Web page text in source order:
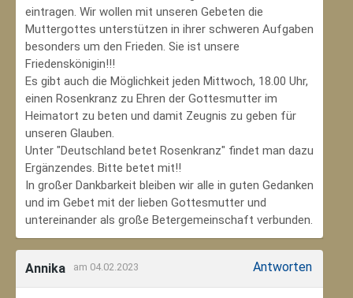
eintragen. Wir wollen mit unseren Gebeten die
Muttergottes unterstützen in ihrer schweren Aufgaben
besonders um den Frieden. Sie ist unsere
Friedenskönigin!!!
Es gibt auch die Möglichkeit jeden Mittwoch, 18.00 Uhr,
einen Rosenkranz zu Ehren der Gottesmutter im
Heimatort zu beten und damit Zeugnis zu geben für
unseren Glauben.
Unter "Deutschland betet Rosenkranz" findet man dazu
Ergänzendes. Bitte betet mit!!
In großer Dankbarkeit bleiben wir alle in guten Gedanken
und im Gebet mit der lieben Gottesmutter und
untereinander als große Betergemeinschaft verbunden.
Annika am 04.02.2023 Antworten